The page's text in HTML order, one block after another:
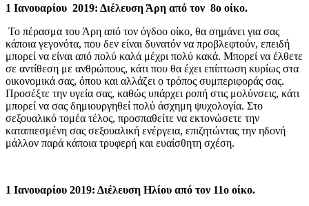
1 Ιανουαρίου 2019: Διέλευση Άρη από τον 8ο οίκο.
Το πέρασμα του Άρη από τον όγδοο οίκο, θα σημάνει για σας
κάποια γεγονότα, που δεν είναι δυνατόν να προβλεφτούν, επειδή
μπορεί να είναι από πολύ καλά μέχρι πολύ κακά. Μπορεί να έλθετε
σε αντίθεση με ανθρώπους, κάτι που θα έχει επίπτωση κυρίως στα
οικονομικά σας, όπου και αλλάζει ο τρόπος συμπεριφοράς σας.
Προσέξτε την υγεία σας, καθώς υπάρχει ροπή στις μολύνσεις, κάτι
μπορεί να σας δημιουργηθεί πολύ άσχημη ψυχολογία. Στο
σεξουαλικό τομέα τέλος, προσπαθείτε να εκτονώσετε την
καταπιεσμένη σας σεξουαλική ενέργεια, επιζητώντας την ηδονή
μάλλον παρά κάποια τρυφερή και ευαίσθητη σχέση.
1 Ιανουαρίου 2019: Διέλευση Ηλίου από τον 11ο οίκο.